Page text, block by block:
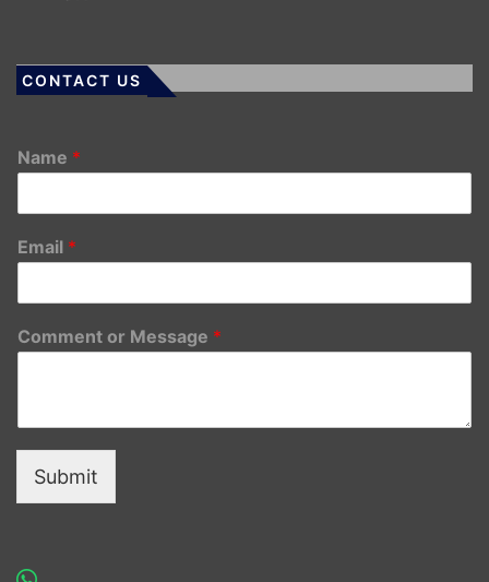
CONTACT US
Name *
Email *
Comment or Message *
Submit